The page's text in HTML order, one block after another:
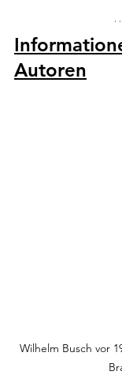
Autoren
Wilhelm Busch vor